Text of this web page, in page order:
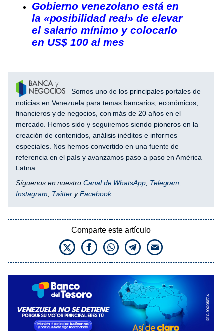
Gobierno venezolano está en
la «posibilidad real» de elevar
el salario mínimo y colocarlo
en US$ 100 al mes
Somos uno de los principales portales de
noticias en Venezuela para temas bancarios, económicos,
financieros y de negocios, con más de 20 años en el
mercado. Hemos sido y seguiremos siendo pioneros en la
creación de contenidos, análisis inéditos e informes
especiales. Nos hemos convertido en una fuente de
referencia en el país y avanzamos paso a paso en América
Latina.
Síguenos en nuestro Canal de WhatsApp Telegram
Instagram
Twitter yFacebook
Comparte este artículo